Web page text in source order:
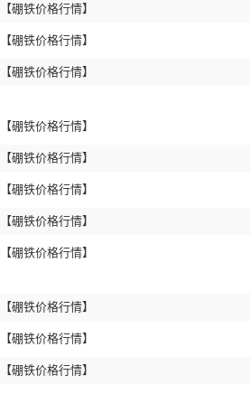
【硼铁价格行情】
【硼铁价格行情】
【硼铁价格行情】
【硼铁价格行情】
【硼铁价格行情】
【硼铁价格行情】
【硼铁价格行情】
【硼铁价格行情】
【硼铁价格行情】
【硼铁价格行情】
【硼铁价格行情】